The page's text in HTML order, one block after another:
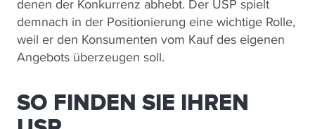
denen der Konkurrenz abhebt. Der USP spielt
demnach in der Positionierung eine wichtige Rolle,
weil er den Konsumenten vom Kauf des eigenen
Angebots überzeugen soll.
SO FINDEN SIE IHREN